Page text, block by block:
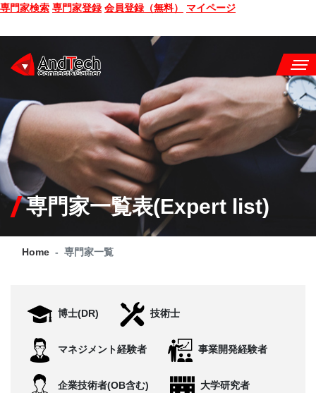
専門家検索 専門家登録 会員登録（無料） マイページ
SEMINAR
BOOK
CONSULTING
SERVICE
Q&A
CONTACT
専門家一覧表(Expert list)
Home 専門家一覧
博士(DR) 技術士
マネジメント経験者 事業開発経験者
企業技術者(OB含む) 大学研究者